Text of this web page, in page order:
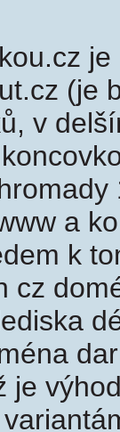
(je
v
a
k
cz
je